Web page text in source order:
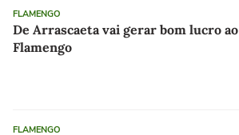
FLAMENGO
De Arrascaeta vai gerar bom lucro ao
Flamengo
FLAMENGO